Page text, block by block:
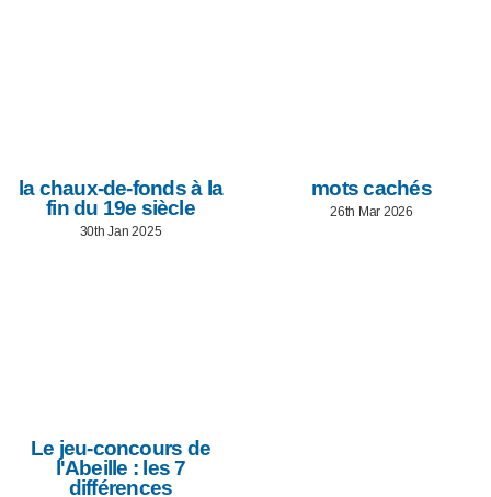
la chaux-de-fonds à la
fin du 19e siècle
30th Jan 2025
mots cachés
26th Mar 2026
Le jeu-concours de
l'Abeille : les 7
différences